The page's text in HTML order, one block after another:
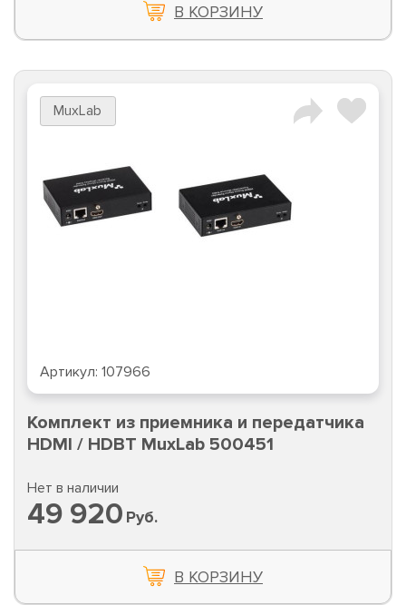
В КОРЗИНУ
MuxLab
Артикул: 107966
Комплект из приемника и передатчика
HDMI / HDBT MuxLab 500451
Нет в наличии
49 920 Руб.
В КОРЗИНУ